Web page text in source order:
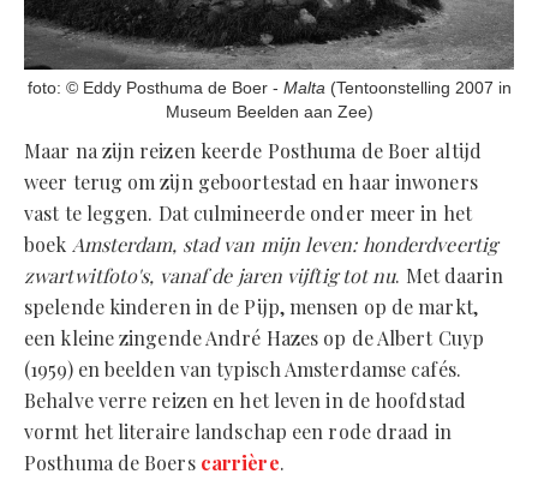
foto: © Eddy Posthuma de Boer - Malta(Tentoonstelling 2007 in
Museum Beelden aan Zee)
Maar na zijn reizen keerde Posthuma de Boer altijd
weer terug om zijn geboortestad en haar inwoners
vast te leggen. Dat culmineerde onder meer in het
boek Amsterdam, stad van mijn leven: honderdveertig
zwartwitfoto's, vanaf de jaren vijftig tot nu. Met daarin
spelende kinderen in de Pijp, mensen op de markt,
een kleine zingende André Hazes op de Albert Cuyp
(1959) en beelden van typisch Amsterdamse cafés.
Behalve verre reizen en het leven in de hoofdstad
vormt het literaire landschap een rode draad in
Posthuma de Boers carrière.